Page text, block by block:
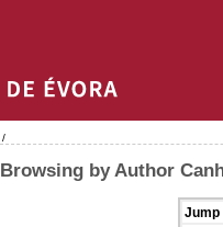
/
Browsing by Author
Jump